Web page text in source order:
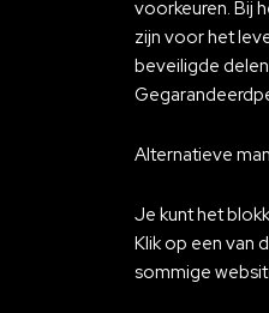
voorkeuren. Bij
zijn voor het
beveiligde
Alternatieve
Je kunt het
Klik op een van
sommige